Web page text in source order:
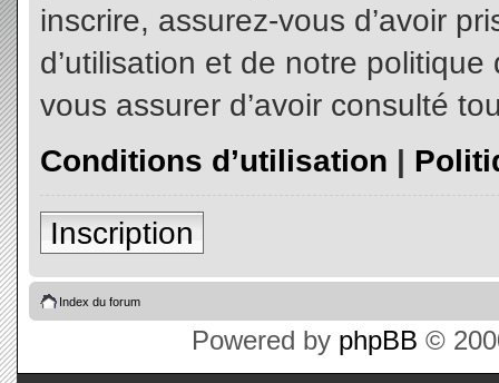
inscrire, assurez-vous d’avoir
d’utilisation et de notre
vous assurer d’avoir consulté
Conditions d’utilisation |
Inscription
Index du forum
Powered by phpBB ©